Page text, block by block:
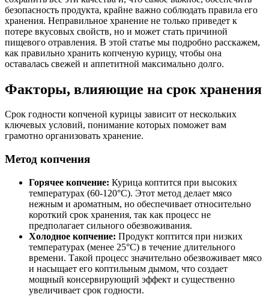
безопасность продукта, крайне важно соблюдать правила его
хранения. Неправильное хранение не только приведет к
потере вкусовых свойств, но и может стать причиной
пищевого отравления. В этой статье мы подробно расскажем,
как правильно хранить копченую курицу, чтобы она
оставалась свежей и аппетитной максимально долго.
Факторы, влияющие на срок хранения
Срок годности копченой курицы зависит от нескольких
ключевых условий, понимание которых поможет вам
грамотно организовать хранение.
Метод копчения
Горячее копчение: Курица коптится при высоких
температурах (60-120°C). Этот метод делает мясо
нежным и ароматным, но обеспечивает относительно
короткий срок хранения, так как процесс не
предполагает сильного обезвоживания.
Холодное копчение: Продукт коптится при низких
температурах (менее 25°C) в течение длительного
времени. Такой процесс значительно обезвоживает мясо
и насыщает его коптильным дымом, что создает
мощный консервирующий эффект и существенно
увеличивает срок годности.